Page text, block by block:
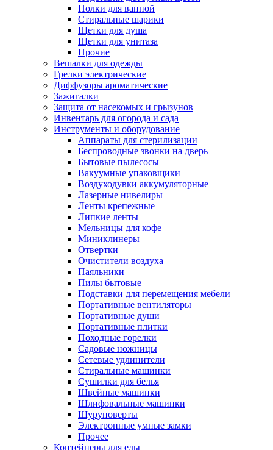
Полки для ванной
Стиральные шарики
Щетки для душа
Щетки для унитаза
Прочие
Вешалки для одежды
Грелки электрические
Диффузоры ароматические
Зажигалки
Защита от насекомых и грызунов
Инвентарь для огорода и сада
Инструменты и оборудование
Аппараты для стерилизации
Беспроводные звонки на дверь
Бытовые пылесосы
Вакуумные упаковщики
Воздуходувки аккумуляторные
Лазерные нивелиры
Ленты крепежные
Липкие ленты
Мельницы для кофе
Миниклинеры
Отвертки
Очистители воздуха
Паяльники
Пилы бытовые
Подставки для перемещения мебели
Портативные вентиляторы
Портативные души
Портативные плитки
Походные горелки
Садовые ножницы
Сетевые удлинители
Стиральные машинки
Сушилки для белья
Швейные машинки
Шлифовальные машинки
Шуруповерты
Электронные умные замки
Прочее
Контейнеры для еды